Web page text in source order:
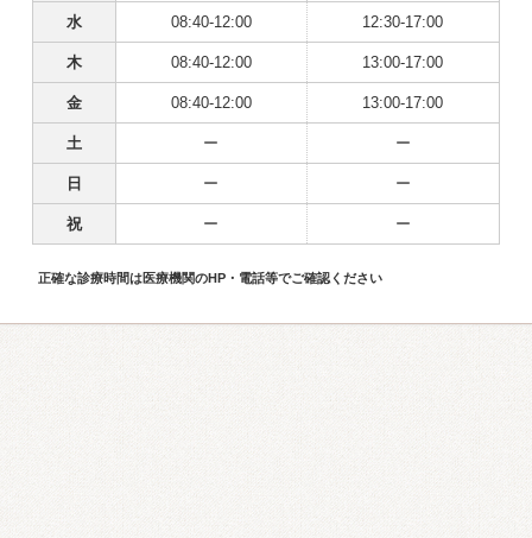
水 08:40-12:00 12:30-17:00
木 08:40-12:00 13:00-17:00
金 08:40-12:00 13:00-17:00
土 ー ー
日 ー ー
祝 ー ー
正確な診療時間は医療機関のHP・電話等でご確認ください